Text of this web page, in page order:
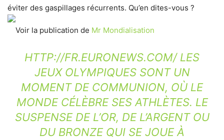
éviter des gaspillages récurrents. Qu’en dites-vous ?
Voir la publication de Mr Mondialisation
HTTP://FR.EURONEWS.COM/LES
JEUX OLYMPIQUES SONT UN
MOMENT DE COMMUNION, OÙ LE
MONDE CÉLÈBRE SES ATHLÈTES. LE
SUSPENSE DE L’OR, DE L’ARGENT OU
DU BRONZE QUI SE JOUE À